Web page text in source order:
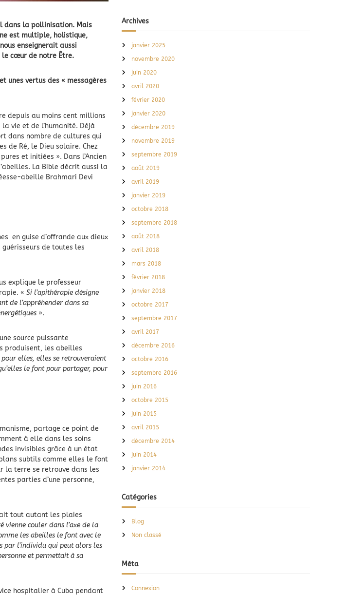
dans la pollinisation. Mais
est multiple, holistique,
enseignerait aussi
le cœur de notre Être.
unes vertus des « messagères
depuis au moins cent millions
la vie et de l’humanité. Déjà
dans nombre de cultures qui
de Ré, le Dieu solaire. Chez
et initiées ». Dans l’Ancien
La Bible décrit aussi la
abeille Brahmari Devi
en guise d’offrande aux dieux
de toutes les
explique le professeur
« Si l’apithérapie désigne
de l’appréhender dans sa
».
source puissante
produisent, les abeilles
elles, elles se retrouveraient
le font pour partager, pour
partage ce point de
à elle dans les soins
invisibles grâce à un état
subtils comme elles le font
la terre se retrouve dans les
parties d’une personne,
tout autant les plaies
vienne couler dans l’axe de la
les abeilles le font avec le
par l’individu qui peut alors les
et permettait à sa
hospitalier à Cuba pendant
Archives
janvier 2025
novembre 2020
juin 2020
avril 2020
février 2020
janvier 2020
décembre 2019
novembre 2019
septembre 2019
août 2019
avril 2019
janvier 2019
octobre 2018
septembre 2018
août 2018
avril 2018
mars 2018
février 2018
janvier 2018
octobre 2017
septembre 2017
avril 2017
décembre 2016
octobre 2016
septembre 2016
juin 2016
octobre 2015
juin 2015
avril 2015
décembre 2014
juin 2014
janvier 2014
Catégories
Blog
Non classé
Méta
Connexion